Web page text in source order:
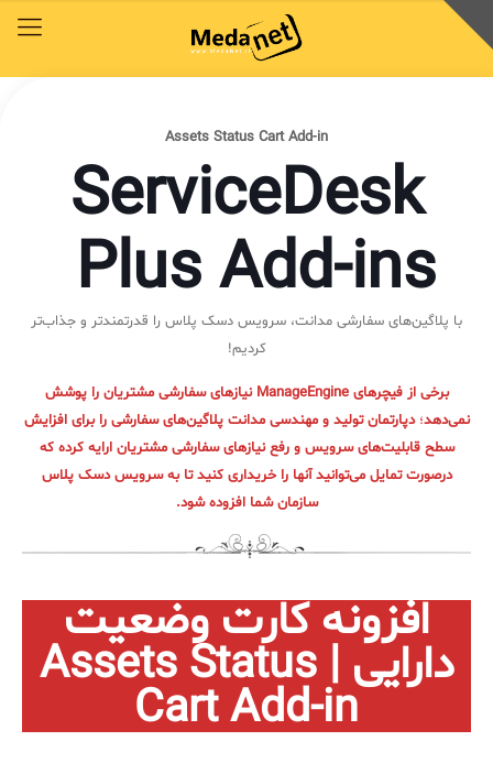
Assets Status Cart Add-in
ServiceDesk
Plus Add-ins
با پلاگین‌های سفارشی مدانت، سرویس دسک پلاس را قدرتمندتر و جذاب‌تر
کردیم!
برخی از فیچرهای ManageEngine نیازهای سفارشی مشتریان را پوشش
نمی‌دهد؛دپارتمان تولید و مهندسی مدانت پلاگین‌های سفارشی را برای افزایش
سطح قابلیت‌های سرویس و رفع نیازهای سفارشی مشتریان ارایه کرده که
درصورت تمایل می‌توانید آنها را خریداری کنید تا به سرویس دسک پلاس
سازمان شما افزوده شود.
افزونه کارت وضعیت
دارایی |Assets Status
CartAdd-in
خدمات و محصولات مدانت
محصولات
دسترسی سریع به زیرمجموعه‌های همین منو
◈
سرویس دسک پلاس ابری
پلاگین‌های سرویس دسک پلاس
مدیریت خدمات سازمانی
سرویس دسک پلاس MSP
اندپوینت سنترال [سامانه مدیریت نقاط پایانی]
خدمات و محصولات مدانت
راهکارهای سازمانی
دسترسی سریع به زیرمجموعه‌های همین منو
◈
ITIL
ISO/IEC 20000
راهکارهای مدیریتی فناوری اطلاعات برای مراکز آموزشی و دانشگاه‌ها
مدیریت خدمات منابع انسانی
CIs Control
مجموعه راهکارهای آیناک
خدمات و محصولات مدانت
کتابخانه دیجیتالی
دسترسی سریع به زیرمجموعه‌های همین منو
◈
چیستان
اصطلاحات و تعاریف مرتبط با ITIL4
آموزش سیستم مدیریت خدمات فناوری اطلاعات
نکته‌های کلیدی برای مدیر انفورماتیک
آموزش‌ ویدیویی مفاهیم سرویس دسک
خدمات و محصولات مدانت
آکادمی مدانت
دسترسی سریع به زیرمجموعه‌های همین منو
◈
✦
خدمات و محصولات مدانت
توافق‌نامه‌ها
دسترسی سریع به زیرمجموعه‌های همین منو
◈
برنامه‌ی همکاری در فروش مدانت و توافقنامه بازاریابی